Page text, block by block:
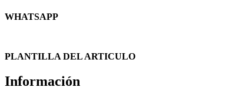
WHATSAPP
PLANTILLA DEL ARTICULO
Información